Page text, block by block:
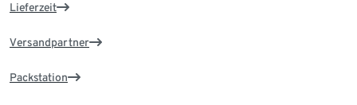
Lieferzeit
Versandpartner
Packstation